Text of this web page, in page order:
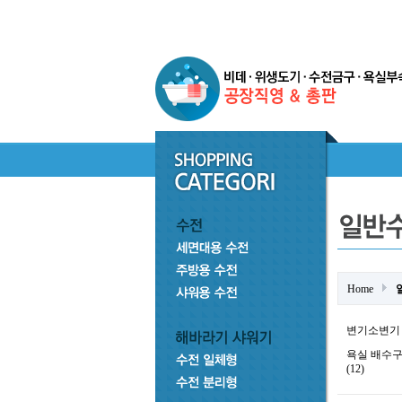
Home
변기소변
욕실 배수
(12)